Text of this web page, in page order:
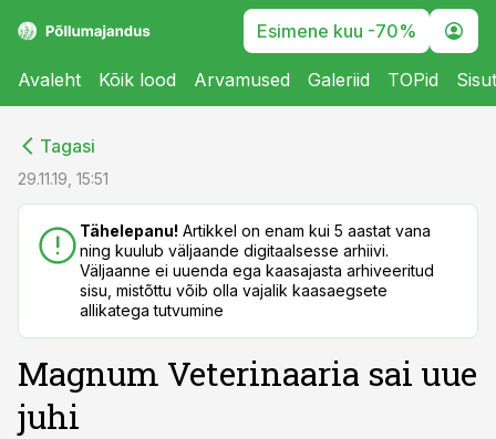
Esimene kuu -70%
Avaleht Kõik lood Arvamused Galeriid TOPid
Tagasi
29.11.19, 15:51
Tähelepanu! Artikkel on enam kui 5 aastat vana
ning kuulub väljaande digitaalsesse arhiivi.
Väljaanne ei uuenda ega kaasajasta arhiveeritud
sisu, mistõttu võib olla vajalik kaasaegsete
allikatega tutvumine
Magnum Veterinaaria sai uue
juhi